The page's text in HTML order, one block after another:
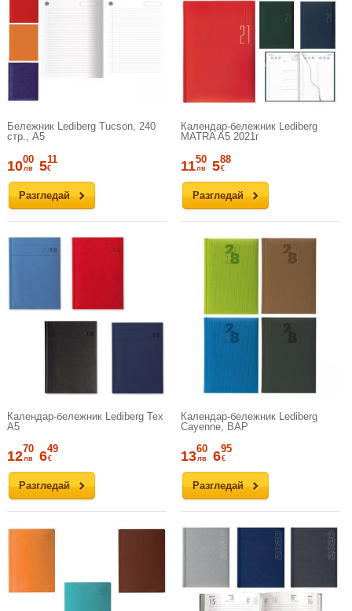
Бележник Lediberg Tucson, 240
стр., A5
Разгледай
1000
лв 511
€
Календар-бележник Lediberg
MATRA A5 2021г
Разгледай
1150
лв 588
€
Календар-бележник Lediberg Tex
A5
Разгледай
1270
лв 649
€
Календар-бележник Lediberg
Cayenne, ВАР
Разгледай
1360
лв 695
€